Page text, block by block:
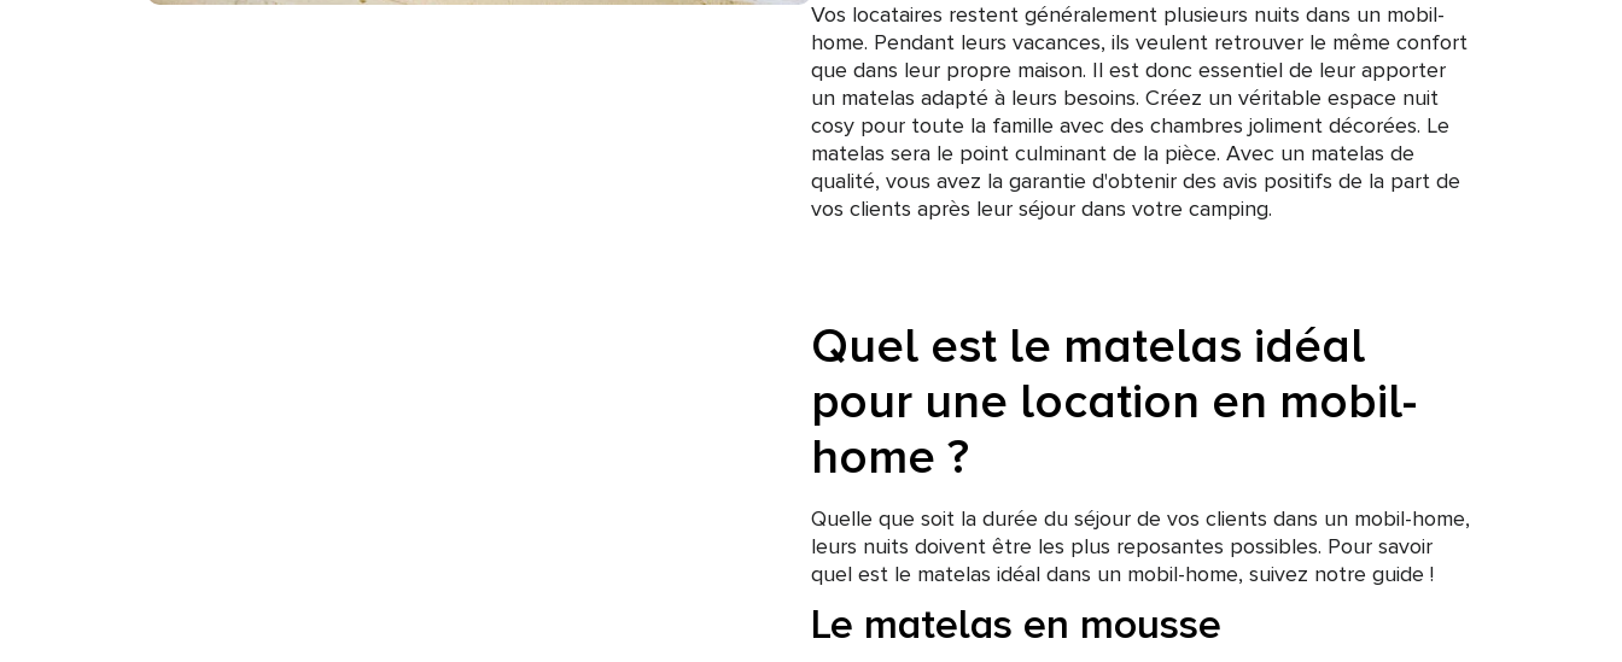
Vos locataires restent généralement plusieurs nuits dans un mobil-
home. Pendant leurs vacances, ils veulent retrouver le même confort
que dans leur propre maison. Il est donc essentiel de leur apporter
un matelas adapté à leurs besoins. Créez un véritable espace nuit
cosy pour toute la famille avec des chambres joliment décorées. Le
matelas sera le point culminant de la pièce. Avec un matelas de
qualité, vous avez la garantie d'obtenir des avis positifs de la part de
vos clients après leur séjour dans votre camping.
Quel est le matelas idéal
pour une location en mobil-
home ?
Quelle que soit la durée du séjour de vos clients dans un mobil-home,
leurs nuits doivent être les plus reposantes possibles. Pour savoir
quel est le matelas idéal dans un mobil-home, suivez notre guide !
Le matelas en mousse